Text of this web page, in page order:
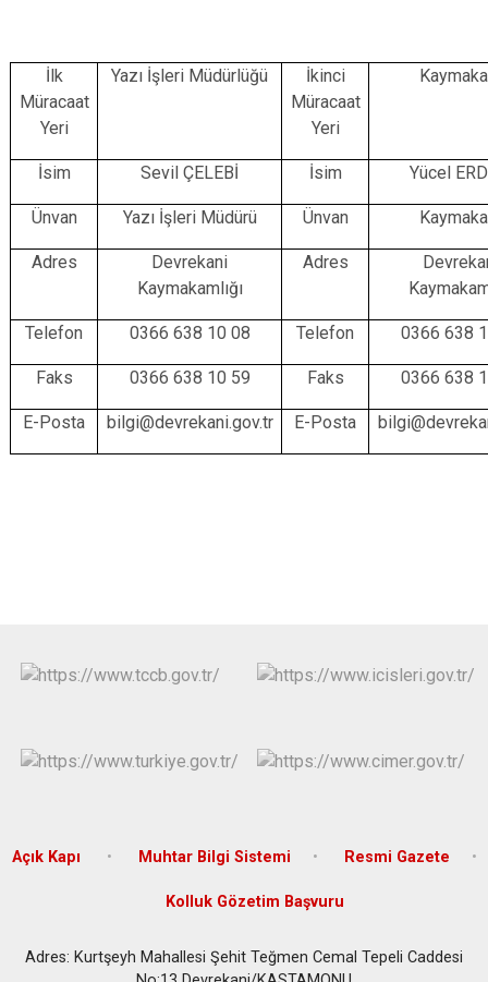
İlk
Müracaat
Yeri
Yazı İşleri Müdürlüğü
İkinci
Müracaat
Yeri
İsim Sevil ÇELEBİ İsim Yücel
Ünvan Yazı İşleri Müdürü Ünvan
Adres
Devrekani
Kaymakamlığı
Adres
Telefon 0366 638 10 08 Telefon 0366 638
Faks 0366 638 10 59 Faks 0366 638
E-Posta bilgi@devrekani.gov.tr E-Posta
Açık Kapı Muhtar Bilgi Sistemi Resmi Gazete
Kolluk Gözetim Başvuru
Adres: Kurtşeyh Mahallesi Şehit Teğmen Cemal Tepeli Caddesi